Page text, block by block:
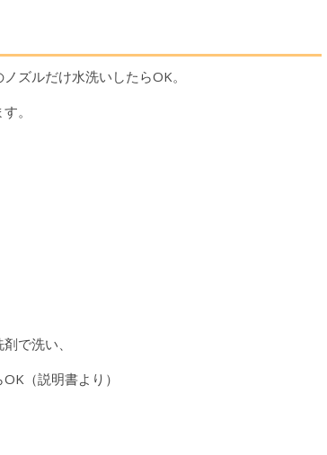
ズルだけ水洗いしたらOK。
。
で洗い、
（説明書より）